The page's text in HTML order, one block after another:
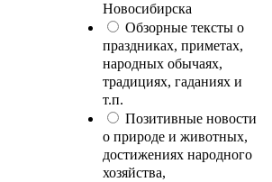
Новосибирска
Обзорные тексты о
праздниках, приметах,
народных обычаях,
традициях, гаданиях и
т.п.
Позитивные новости
о природе и животных,
достижениях народного
хозяйства,